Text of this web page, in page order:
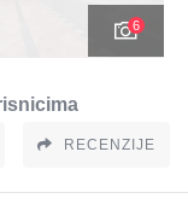
6
RECENZIJE